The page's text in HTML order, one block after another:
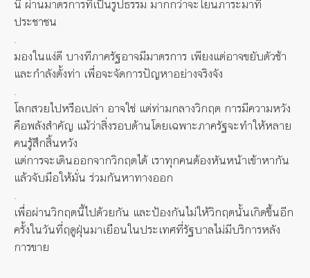
นี้ ผ่านมาตรการที่เป็นรูปธรรม มากกว่าจะโยนภาระมาที่
ประชาชน
.
มองในแง่ดี บางทีภาครัฐอาจมีมาตรการ เพียงแต่อาจขยับตัวช้า
และกำลังตั้งท่า เพื่อจะจัดการปัญหาอย่างจริงจัง
.
โลกสวยไปหรือเปล่า อาจใช่ แต่ท่ามกลางวิกฤต การมีความหวัง
คือพลังสำคัญ แม้ว่าสิ่งรอบด้านโดยเฉพาะภาครัฐจะทำให้หลาย
คนรู้สึกสิ้นหวัง
แต่การจะเดินออกจากวิกฤตได้ เราทุกคนต้องหันหน้าเข้าหากัน
แล้วจับมือให้มั่น ร่วมกันหาทางออก
.
เพื่อผ่านวิกฤตนี้ไปด้วยกัน และป้องกันไม่ให้วิกฤตนั้นเกิดขึ้นอีก
ครั้งในวันที่ฤดูฝุ่นมาเยือนในประเทศที่รัฐบาลไม่มีบริการหลัง
การขาย